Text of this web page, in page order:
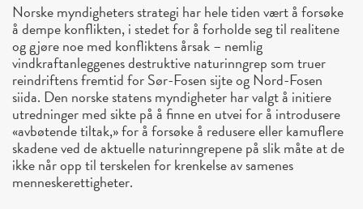
Norske myndigheters strategi har hele tiden vært å forsøke
å dempe konflikten, i stedet for å forholde seg til realitene
og gjøre noe med konfliktens årsak – nemlig
vindkraftanleggenes destruktive naturinngrep som truer
reindriftens fremtid for Sør-Fosen sijte og Nord-Fosen
siida. Den norske statens myndigheter har valgt å initiere
utredninger med sikte på å finne en utvei for å introdusere
«avbøtende tiltak,» for å forsøke å redusere eller kamuflere
skadene ved de aktuelle naturinngrepene på slik måte at de
ikke når opp til terskelen for krenkelse av samenes
menneskerettigheter.